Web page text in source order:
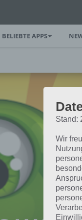
BELIEBTE APPS
Stand:
Wir